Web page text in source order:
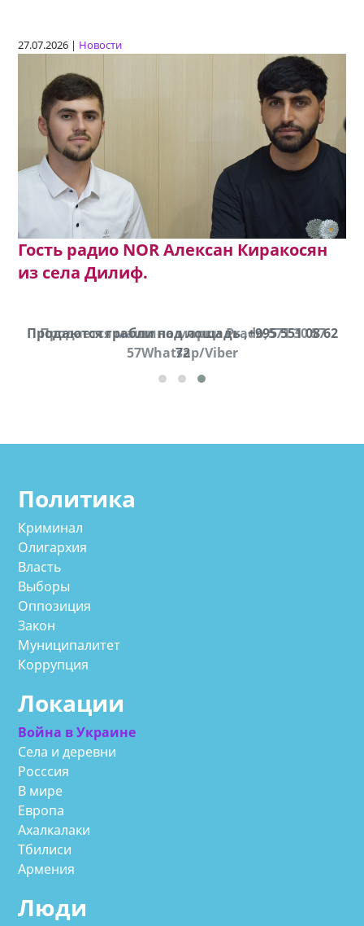
27.07.2026 | Новости
Гость радио NOR Алексан Киракосян
из села Дилиф.
Продается машина марки Prado,571 30 57
57Whatsap/Viber
Продаются грабли под лощадь ,+995 551 08 62
72
Политика
Криминал
Олигархия
Власть
Выборы
Оппозиция
Закон
Муниципалитет
Коррупция
Локации
Война в Украине
Села и деревни
Росссия
В мире
Европа
Ахалкалаки
Тбилиси
Армения
Люди